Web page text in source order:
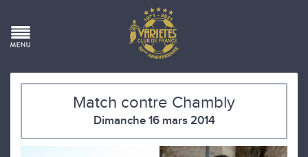
Match contre Chambly
Dimanche 16 mars 2014